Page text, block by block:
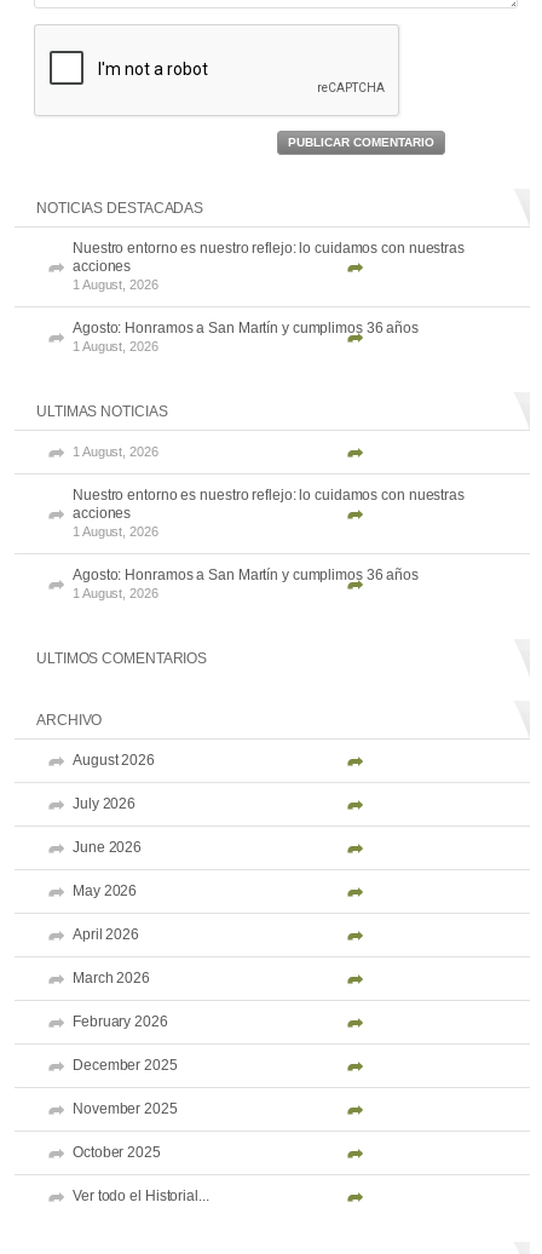
PUBLICAR COMENTARIO
NOTICIAS DESTACADAS
Nuestro entorno es nuestro reflejo: lo cuidamos con nuestras
acciones
1 August, 2026
Agosto: Honramos a San Martín y cumplimos 36 años
1 August, 2026
ULTIMAS NOTICIAS
1 August, 2026
Nuestro entorno es nuestro reflejo: lo cuidamos con nuestras
acciones
1 August, 2026
Agosto: Honramos a San Martín y cumplimos 36 años
1 August, 2026
ULTIMOS COMENTARIOS
ARCHIVO
August 2026
July 2026
June 2026
May 2026
April 2026
March 2026
February 2026
December 2025
November 2025
October 2025
Ver todo el Historial...